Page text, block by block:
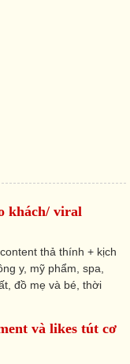
khách/ viral
thả thính + kịch
y, mỹ phẩm, spa,
đồ mẹ và bé, thời
và likes tút cơ